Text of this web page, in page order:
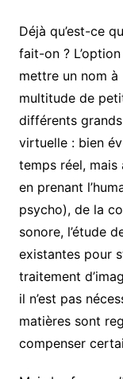
Déjà qu’est-ce
fait-on ?
mettre un nom à
multitude de
différents
virtuelle : bien
temps réel, mais
en prenant
psycho), de la
sonore, l’étude
existantes pour
traitement
il n’est pas
matières sont
compenser